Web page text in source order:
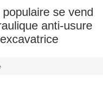
se vend
anti-usure